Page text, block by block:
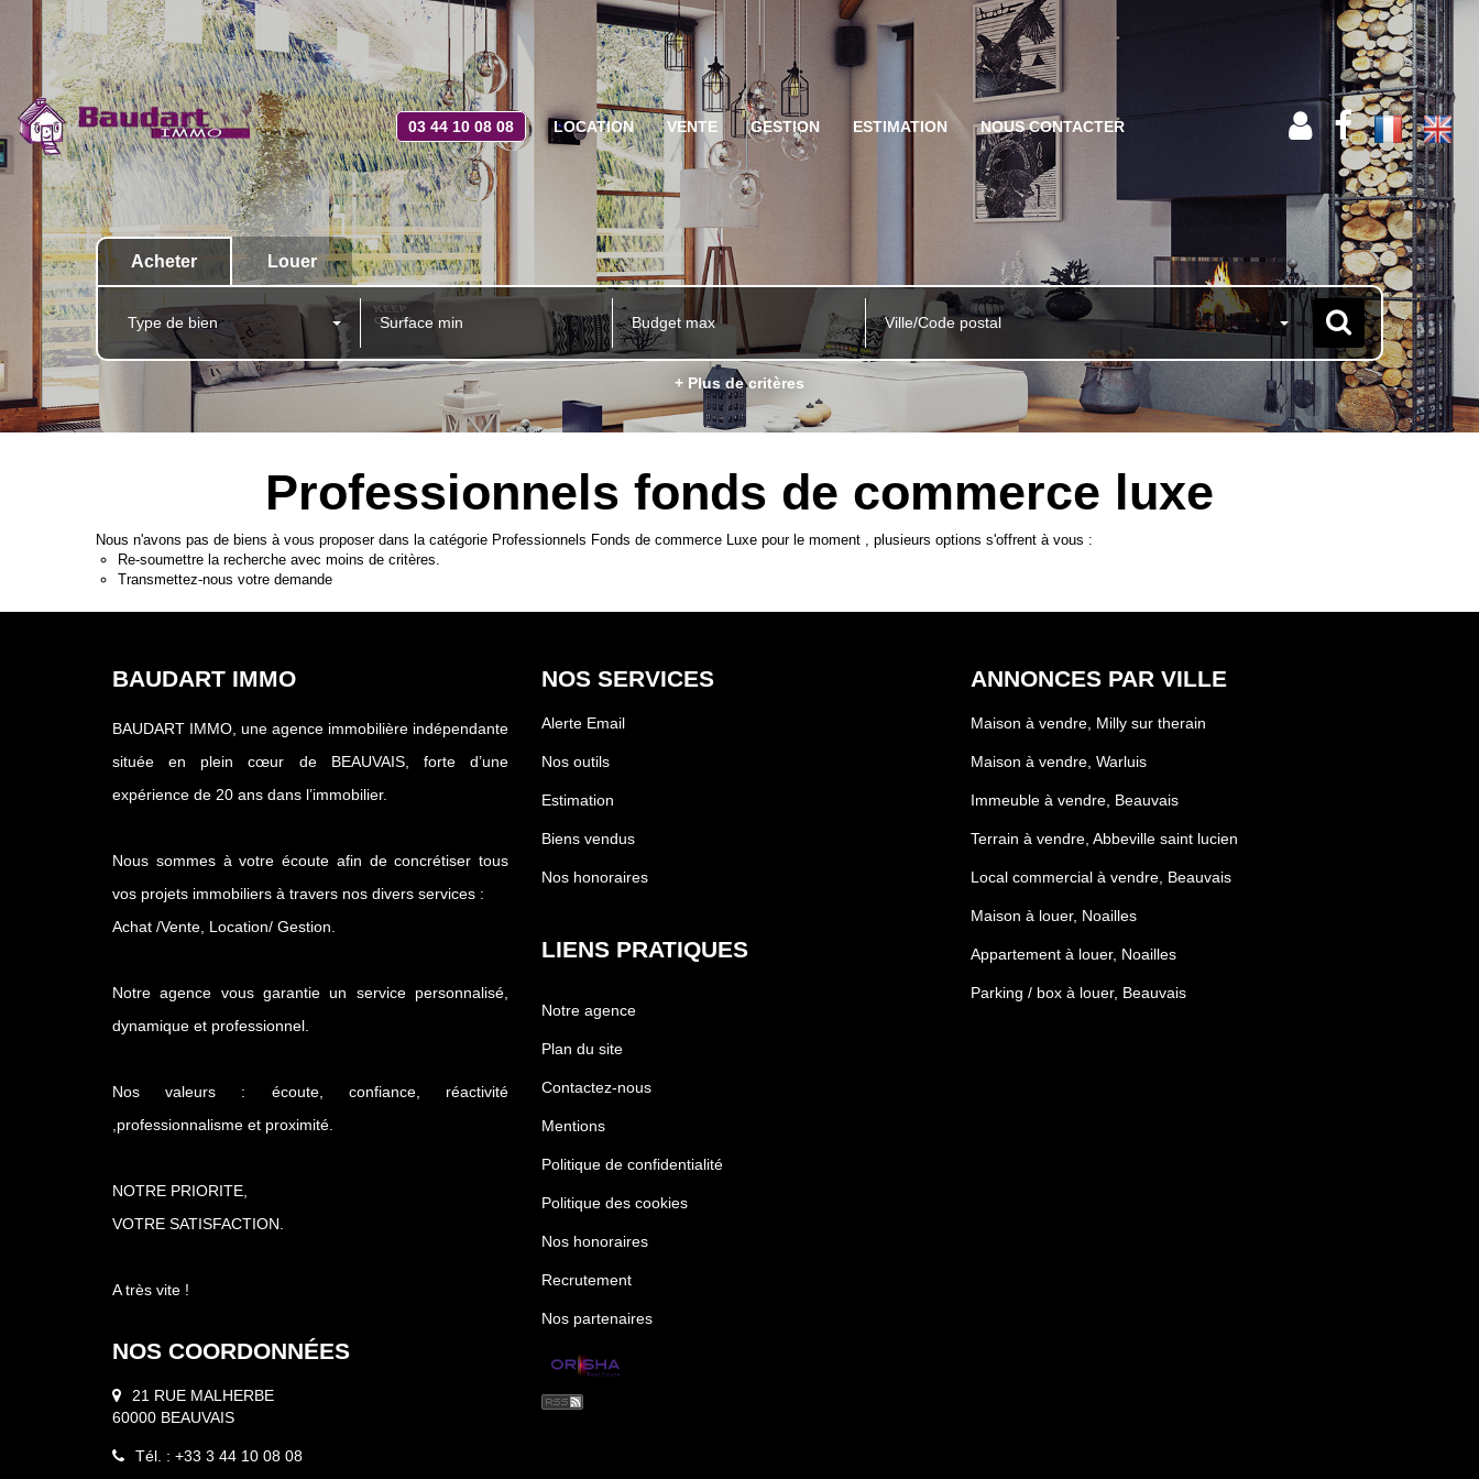
03 44 10 08 08 LOCATION VENTE GESTION ESTIMATION NOUS CONTACTER
Acheter Louer
Type de bien Ville/Code postal
+ Plus de critères
Professionnels fonds de commerce luxe
Nous n'avons pas de biens à vous proposer dans la catégorie Professionnels Fonds de commerce Luxe pour le moment , plusieurs options s'offrent à vous :
Re-soumettre la recherche avec moins de critères.
Transmettez-nous votre demande
BAUDART IMMO
BAUDART IMMO, une agence immobilière indépendante
située en plein cœur de BEAUVAIS, forte d’une
expérience de 20 ans dans l’immobilier.
Nous sommes à votre écoute afin de concrétiser tous
vos projets immobiliers à travers nos divers services :
Achat /Vente, Location/ Gestion.
Notre agence vous garantie un service personnalisé,
dynamique et professionnel.
Nos valeurs : écoute, confiance, réactivité
,professionnalisme et proximité.
NOTRE PRIORITE,
VOTRE SATISFACTION.
A très vite !
NOS COORDONNÉES
21 RUE MALHERBE
60000 BEAUVAIS
Tél. : +33 3 44 10 08 08
NOS SERVICES
Alerte Email
Nos outils
Estimation
Biens vendus
Nos honoraires
LIENS PRATIQUES
Notre agence
Plan du site
Contactez-nous
Mentions
Politique de confidentialité
Politique des cookies
Nos honoraires
Recrutement
Nos partenaires
ANNONCES PAR VILLE
Maison à vendre, Milly sur therain
Maison à vendre, Warluis
Immeuble à vendre, Beauvais
Terrain à vendre, Abbeville saint lucien
Local commercial à vendre, Beauvais
Maison à louer, Noailles
Appartement à louer, Noailles
Parking / box à louer, Beauvais